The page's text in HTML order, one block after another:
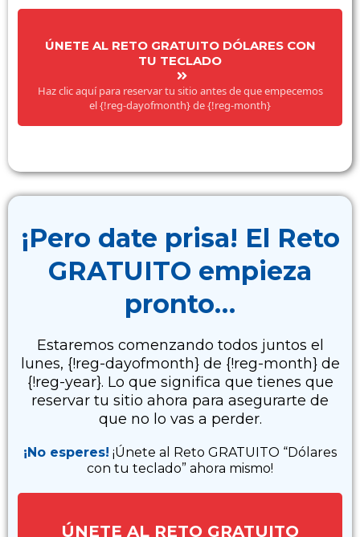
ÚNETE AL RETO GRATUITO DÓLARES CON
TU TECLADO
Haz clic aquí para reservar tu sitio antes de que empecemos
el {!reg-dayofmonth} de {!reg-month}
¡Pero date prisa! El Reto
GRATUITO empieza
pronto…
Estaremos comenzando todos juntos el
lunes, {!reg-dayofmonth} de {!reg-month} de
{!reg-year}. Lo que significa que tienes que
reservar tu sitio ahora para asegurarte de
que no lo vas a perder.
¡No esperes! ¡Únete al Reto GRATUITO “Dólares
con tu teclado” ahora mismo!
ÚNETE AL RETO GRATUITO